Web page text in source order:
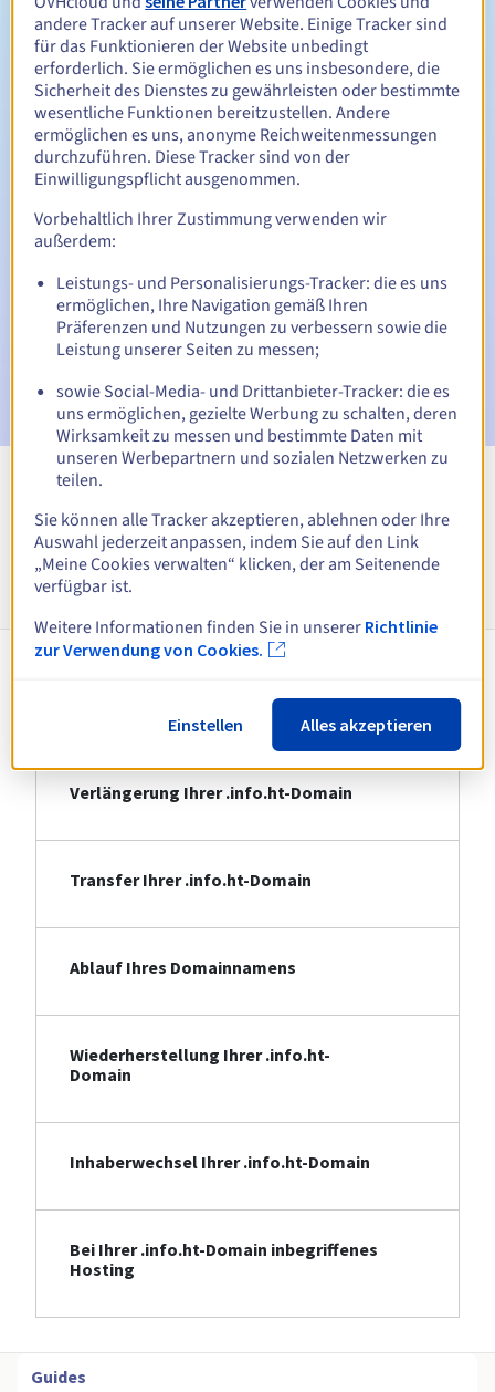
Verlängerungszeitraum Zwischen 1 und 5 Jahren
Rückgewinnungsfrist 30 Tage
Automatische Benachrichtigungen:
Warn-E-Mails: 60, 30, 15, 7 und 3 Tage vor dem
Ablaufdatum
E-Mail am Ablaufdatumzur Benachrichtigung über die
Sperrung des Domainnamens
E-Mail nach Ablauf der Rückgewinnungsfrist
Benachrichtigung über die Löschung des Domainnamens
Informationen zu .info.ht
Registrierung Ihrer .info.ht-Domain
Verlängerung Ihrer .info.ht-Domain
Transfer Ihrer .info.ht-Domain
Ablauf Ihres Domainnamens
Wiederherstellung Ihrer .info.ht-
Domain
Inhaberwechsel Ihrer .info.ht-Domain
Bei Ihrer .info.ht-Domain inbegriffenes
Hosting
Guides
andere Tracker auf unserer Website. Einige Tracker sind
für das Funktionieren der Website unbedingt
erforderlich. Sie ermöglichen es uns insbesondere, die
Sicherheit des Dienstes zu gewährleisten oder bestimmte
wesentliche Funktionen bereitzustellen. Andere
ermöglichen es uns, anonyme Reichweitenmessungen
durchzuführen. Diese Tracker sind von der
Einwilligungspflicht ausgenommen.
Vorbehaltlich Ihrer Zustimmung verwenden wir
außerdem:
Leistungs- und Personalisierungs-Tracker: die es uns
ermöglichen, Ihre Navigation gemäß Ihren
Präferenzen und Nutzungen zu verbessern sowie die
Leistung unserer Seiten zu messen;
sowie Social-Media- und Drittanbieter-Tracker: die es
uns ermöglichen, gezielte Werbung zu schalten, deren
Wirksamkeit zu messen und bestimmte Daten mit
unseren Werbepartnern und sozialen Netzwerken zu
teilen.
Sie können alle Tracker akzeptieren, ablehnen oder Ihre
Auswahl jederzeit anpassen, indem Sie auf den Link
„Meine Cookies verwalten“ klicken, der am Seitenende
verfügbar ist.
Weitere Informationen finden Sie in unserer Richtlinie
zur Verwendung von Cookies.
Einstellen Alles akzeptieren